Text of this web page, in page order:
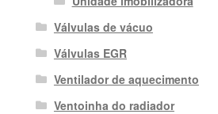
Válvulas de vácuo
Válvulas EGR
Ventilador de aquecimento
Ventoinha do radiador